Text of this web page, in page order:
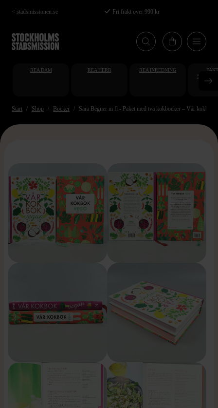
Hoppa
till
huvudinnehåll
< stadsmissionen.se Fri frakt över 990 kr
REA DAM REA HERR REA INREDNING
Start Shop Böcker Sara Begner m fl - Paket med två kokböcker – Vår kokbok
>